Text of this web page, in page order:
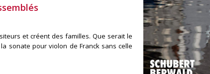
et créent des familles. Que serait le
sonate pour violon de Franck sans celle